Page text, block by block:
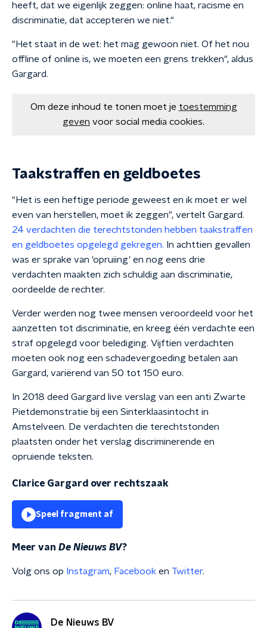
heeft, dat we eigenlijk zeggen: online haat, racisme en
discriminatie, dat accepteren we niet."
"Het staat in de wet: het mag gewoon niet. Of het nou
offline of online is, we moeten een grens trekken", aldus
Gargard.
Om deze inhoud te tonen moet je toestemming
geven voor social media cookies.
Taakstraffen en geldboetes
"Het is een heftige periode geweest en ik moet er wel
even van herstellen, moet ik zeggen", vertelt Gargard.
24 verdachten die terechtstonden hebben taakstraffen
en geldboetes opgelegd gekregen. In achttien gevallen
was er sprake van 'opruiing' en nog eens drie
verdachten maakten zich schuldig aan discriminatie,
oordeelde de rechter.
Verder werden nog twee mensen veroordeeld voor het
aanzetten tot discriminatie, en kreeg één verdachte een
straf opgelegd voor belediging. Vijftien verdachten
moeten ook nog een schadevergoeding betalen aan
Gargard, variërend van 50 tot 150 euro.
In 2018 deed Gargard live verslag van een anti Zwarte
Pietdemonstratie bij een Sinterklaasintocht in
Amstelveen. De verdachten die terechtstonden
plaatsten onder het verslag discriminerende en
opruiende teksten.
Clarice Gargard over rechtszaak
Speel fragment af
Meer van De Nieuws BV?
Volg ons op Instagram, Facebook en Twitter.
De Nieuws BV